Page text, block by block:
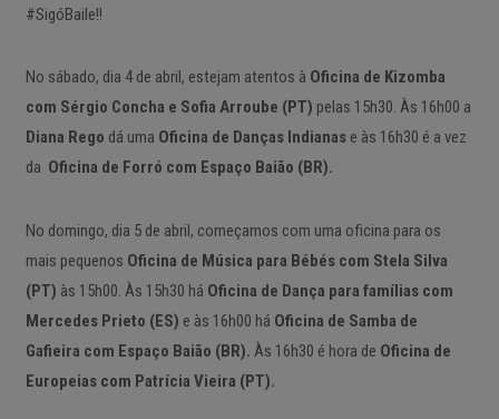
#SigóBaile!!
No sábado, dia 4 de abril, estejam atentos à Oficina de Kizomba
com Sérgio Concha e Sofia Arroube (PT) pelas 15h30. Às 16h00 a
Diana Rego dá uma Oficina de Danças Indianas e às 16h30 é a vez
da Oficina de Forró com Espaço Baião (BR).
No domingo, dia 5 de abril, começamos com uma oficina para os
mais pequenos Oficina de Música para Bébés com Stela Silva
(PT) às 15h00. Às 15h30 há Oficina de Dança para famílias com
Mercedes Prieto (ES) e às 16h00 há Oficina de Samba de
Gafieira com Espaço Baião (BR). Às 16h30 é hora de Oficina de
Europeias com Patrícia Vieira (PT).